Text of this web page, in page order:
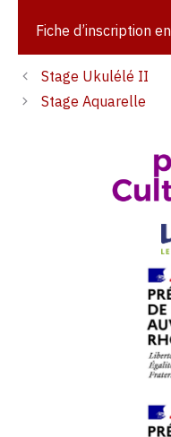
Fiche d’inscription
Stage Ukulélé II
Stage Aquarelle